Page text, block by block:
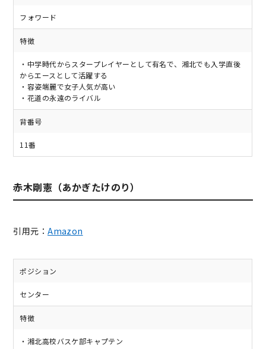
フォワード
特徴
・中学時代からスタープレイヤーとして有名で、湘北でも入学直後
からエースとして活躍する
・容姿端麗で女子人気が高い
・花道の永遠のライバル
背番号
11番
赤木剛憲（あかぎたけのり）
引用元：Amazon
ポジション
センター
特徴
・湘北高校バスケ部キャプテン